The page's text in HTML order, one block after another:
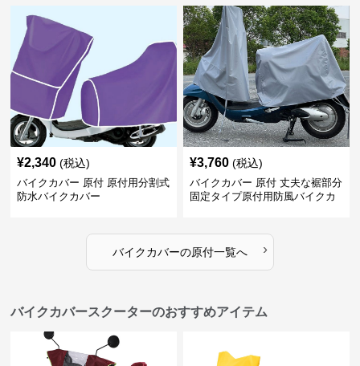
¥2,340 (税込)
バイクカバー 原付 原付用分割式
防水バイクカバー
¥3,760 (税込)
バイクカバー 原付 丈夫な裾部分
固定タイプ原付用防風バイクカ
バイクカバーの原付一覧へ ›
バイクカバースクーターのおすすめアイテム